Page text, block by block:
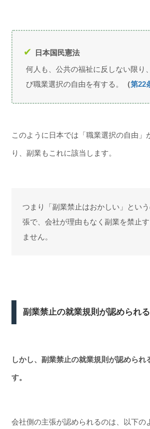
日本国民憲法
何人も、公共の福祉に反しない限り
び職業選択の自由を有する。
（第22
このように日本では「職業選択の自由」
り、副業もこれに該当します。
つまり「副業禁止はおかしい」とい
張で、会社が理由もなく副業を禁止
ません。
副業禁止の就業規則が認められ
しかし、副業禁止の就業規則が認められ
す。
会社側の主張が認められるのは、以下の